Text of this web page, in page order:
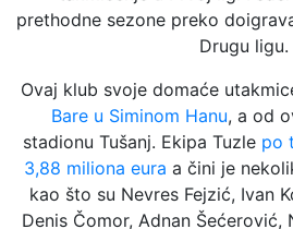
prethodne sezone preko
Drugu ligu.
Ovaj klub svoje domaće
Bare u Siminom Hanu, a od
stadionu Tušanj. Ekipa Tuzlepo
3,88 miliona eura a čini je
kao što su Nevres Fejzić, Ivan
Denis Čomor, Adnan Šećerović,